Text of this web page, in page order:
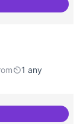
governança
1 any